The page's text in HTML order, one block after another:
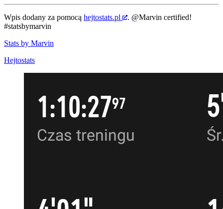
Wpis dodany za pomocą hejtostats.pl . @Marvin certified!
#statsbymarvin
Stats by Marvin
Hejtostats